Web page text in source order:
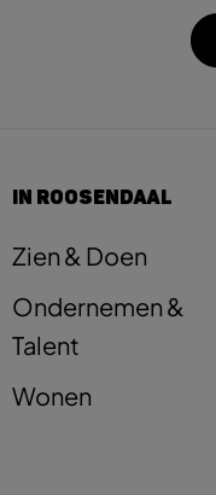
IN ROOSENDAAL
Zien & Doen
Ondernemen &
Talent
Wonen